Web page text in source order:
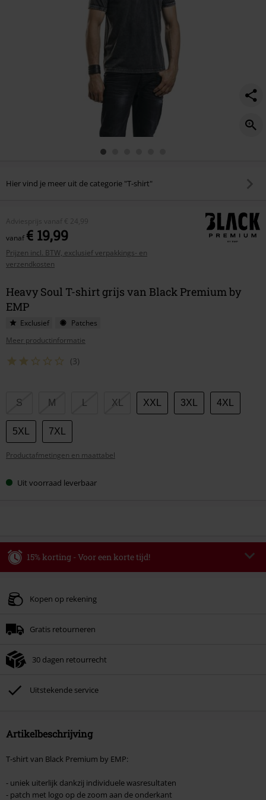
Hier vind je meer uit de categorie "T-shirt"
Adviesprijs vanaf € 24,99
vanaf€ 19,99
Prijzen incl. BTW, exclusief verpakkings- en
verzendkosten
Heavy Soul T-shirt grijs van Black Premium by
EMP
Exclusief
Patches
Meer productinformatie
(3)
Kies
maat
S M XL XXL 3XL 4XL
5XL 7XL
Productafmetingen en maattabel
Uit voorraad leverbaar
15% korting - Voor een korte tijd!
Geldig t/m 09-08-2026
Zodra je de code hebt ingevoerd, wordt de korting automatisch verrekend in
Kan niet gecombineerd worden met andere kortingscodes. Boeken, media,
Toten Hosen, Metality, cadeaubonnen en artikelen met een inbegrepen
donatie zijn uitgesloten van de korting.
Kopen op rekening
Gratis retourneren
30 dagen retourrecht
Uitstekende service
Artikelbeschrijving
T-shirt van Black Premium by EMP:
- uniek uiterlijk dankzij individuele wasresultaten
- patch met logo op de zoom aan de onderkant